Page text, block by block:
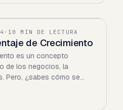
· 10 MIN DE LECTURA
de Crecimiento
es un concepto
de los negocios, la
Pero, ¿sabes cómo se